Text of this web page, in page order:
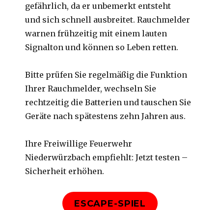
gefährlich, da er unbemerkt entsteht
und sich schnell ausbreitet. Rauchmelder
warnen frühzeitig mit einem lauten
Signalton und können so Leben retten.
Bitte prüfen Sie regelmäßig die Funktion
Ihrer Rauchmelder, wechseln Sie
rechtzeitig die Batterien und tauschen Sie
Geräte nach spätestens zehn Jahren aus.
Ihre Freiwillige Feuerwehr
Niederwürzbach empfiehlt: Jetzt testen –
Sicherheit erhöhen.
ESCAPE-SPIEL